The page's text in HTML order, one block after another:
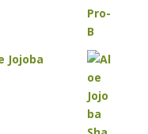
Jojoba